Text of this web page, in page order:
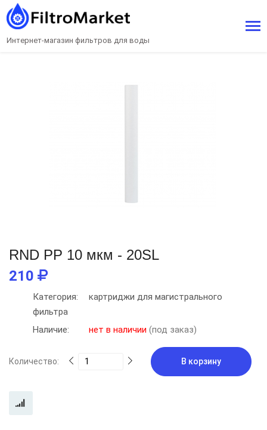
Интернет-магазин фильтров для воды
RND PP 10 мкм - 20SL
210
Категория:
картриджи для магистрального
фильтра
Наличие:
нет в наличии (под заказ)
Количество: В корзину